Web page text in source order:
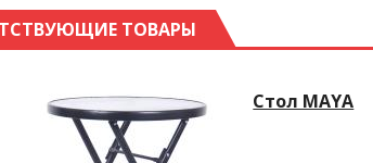
ТОВАРЫ
Стол MAYA